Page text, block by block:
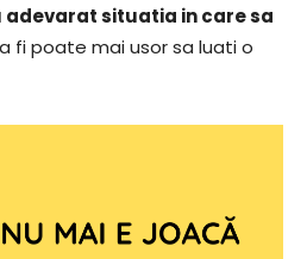
adevarat situatia in care sa
fi poate mai usor sa luati o